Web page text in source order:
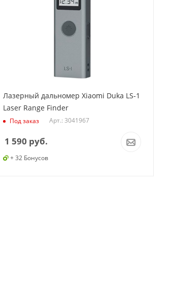
Лазерный дальномер Xiaomi Duka LS-1
Laser Range Finder
Под заказ Арт.: 3041967
1 590 руб.
+ 32 Бонусов